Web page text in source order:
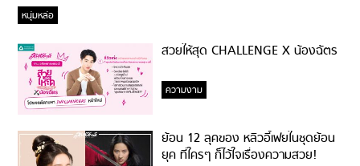
หนุ่มหล่อ
สวยให้สุด CHALLENGE X น้องฉัตร
ความงาม
ย้อน 12 ลุคของ หลิวอี้เฟยในชุดย้อน
ยุค ที่ใครๆ ก็ไว้ใจเรื่องความสวย!